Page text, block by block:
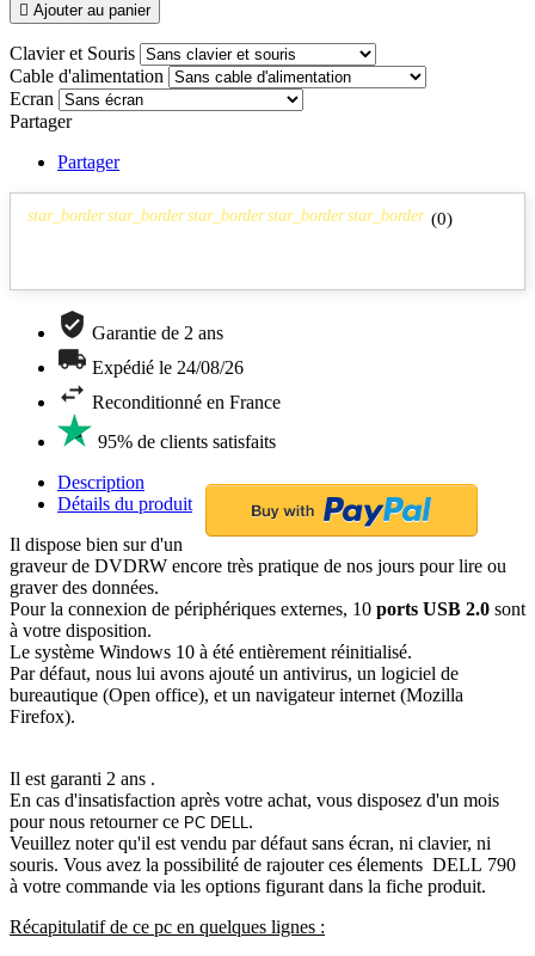
 Ajouter au panier
Clavier et Souris
Cable d'alimentation
Ecran
Partager
Partager
star_border star_border star_border star_border star_border (0)
Garantie de 2 ans
Expédié le 24/08/26
Reconditionné en France
95% de clients satisfaits
Description
Détails du produit
Il dispose bien sur d'un
graveur de DVDRW encore très pratique de nos jours pour lire ou
graver des données.
Pour la connexion de périphériques externes, 10 ports USB 2.0 sont
à votre disposition.
Le système Windows 10 à été entièrement réinitialisé.
Par défaut, nous lui avons ajouté un antivirus, un logiciel de
bureautique (Open office), et un navigateur internet (Mozilla
Firefox).
Il est garanti 2 ans .
En cas d'insatisfaction après votre achat, vous disposez d'un mois
pour nous retourner ce PC DELL.
Veuillez noter qu'il est vendu par défaut sans écran, ni clavier, ni
souris. Vous avez la possibilité de rajouter ces élements DELL 790
à votre commande via les options figurant dans la fiche produit.
Récapitulatif de ce pc en quelques lignes :